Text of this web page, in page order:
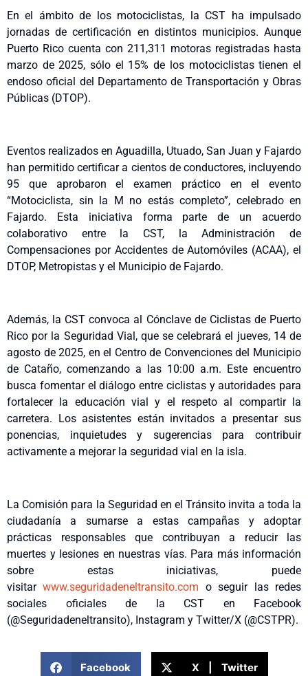
En el ámbito de los motociclistas, la CST ha impulsado
jornadas de certificación en distintos municipios. Aunque
Puerto Rico cuenta con 211,311 motoras registradas hasta
marzo de 2025, sólo el 15% de los motociclistas tienen el
endoso oficial del Departamento de Transportación y Obras
Públicas (DTOP).
Eventos realizados en Aguadilla, Utuado, San Juan y Fajardo
han permitido certificar a cientos de conductores, incluyendo
95 que aprobaron el examen práctico en el evento
“Motociclista, sin la M no estás completo”, celebrado en
Fajardo. Esta iniciativa forma parte de un acuerdo
colaborativo entre la CST, la Administración de
Compensaciones por Accidentes de Automóviles (ACAA), el
DTOP, Metropistas y el Municipio de Fajardo.
Además, la CST convoca al Cónclave de Ciclistas de Puerto
Rico por la Seguridad Vial, que se celebrará el jueves, 14 de
agosto de 2025, en el Centro de Convenciones del Municipio
de Cataño, comenzando a las 10:00 a.m. Este encuentro
busca fomentar el diálogo entre ciclistas y autoridades para
fortalecer la educación vial y el respeto al compartir la
carretera. Los asistentes están invitados a presentar sus
ponencias, inquietudes y sugerencias para contribuir
activamente a mejorar la seguridad vial en la isla.
La Comisión para la Seguridad en el Tránsito invita a toda la
ciudadanía a sumarse a estas campañas y adoptar
prácticas responsables que contribuyan a reducir las
muertes y lesiones en nuestras vías. Para más información
sobre estas iniciativas, puede
visitarwww.seguridadeneltransito.com o seguir las redes
sociales oficiales de la CST en Facebook
(@Seguridadeneltransito), Instagram y Twitter/X (@CSTPR).
Facebook X | Twitter